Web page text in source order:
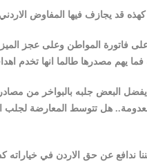
كيلومترا , فلماذا يفضل البعض جلبه
هل تتوسط المعارضة لجلب